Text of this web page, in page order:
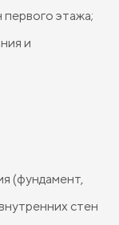
первого этажа;
и
(фундамент,
стен